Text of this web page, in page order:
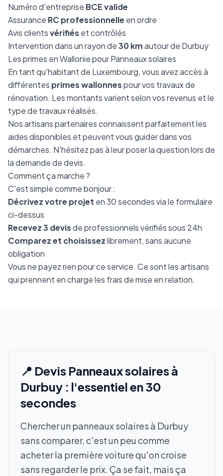
Numéro d'entreprise BCE valide
Assurance RC professionnelle en ordre
Avis clientsvérifiés et contrôlés
Intervention dans un rayon de30 kmautour de Durbuy
Les primes en Wallonie pour Panneaux solaires
En tant qu'habitant de Luxembourg, vous avez accès à
différentes primes wallonnespour vos travaux de
rénovation. Les montants varient selon vos revenus et le
type de travaux réalisés.
Nos artisans partenaires connaissent parfaitement les
aides disponibles et peuvent vous guider dans vos
démarches. N'hésitez pas à leur poser la question lors de
la demande de devis.
Comment ça marche ?
C'est simple comme bonjour :
Décrivez votre projet en 30 secondes via le formulaire
ci-dessus
Recevez 3 devisde professionnels vérifiés sous 24h
Comparez et choisissezlibrement, sans aucune
obligation
Vous ne payez rien pour ce service. Ce sont les artisans
qui prennent en charge les frais de mise en relation.
📍 Devis Panneaux solaires à
Durbuy : l'essentiel en 30
secondes
Chercher un panneaux solaires à Durbuy
sans comparer, c'est un peu comme
acheter la première voiture qu'on croise
sans regarder le prix. Ça se fait, mais ça